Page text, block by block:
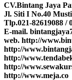
CV.Bintang Jaya
Jl. Siti I No.40
Tlp.021-82619088 /
E-mail.
web. http://
http://
http://
http://
http://www.meja.co